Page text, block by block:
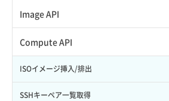
Credential作成
Credential削除
Credential詳細取得
サブユーザーからロールを紐づけ解除
スナップショット一覧取得
スナップショット作成
スナップショット削除
スナップショット復元
Image API
ISOイメージアップロード
ISOイメージ作成
イメージ一覧取得
Compute API
ISOイメージ挿入/排出
SSHキーペア一覧取得